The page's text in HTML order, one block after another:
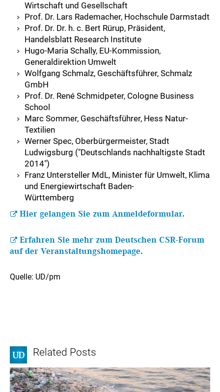
Wirtschaft und Gesellschaft
Prof. Dr. Lars Rademacher, Hochschule Darmstadt
Prof. Dr. Dr. h. c. Bert Rürup, Präsident,
Handelsblatt Research Institute
Hugo-Maria Schally, EU-Kommission,
Generaldirektion Umwelt
Wolfgang Schmalz, Geschäftsführer, Schmalz
GmbH
Prof. Dr. René Schmidpeter, Cologne Business
School
Marc Sommer, Geschäftsführer, Hess Natur-
Textilien
Werner Spec, Oberbürgermeister, Stadt
Ludwigsburg ("Deutschlands nachhaltigste Stadt
2014")
Franz Untersteller MdL, Minister für Umwelt, Klima
und Energiewirtschaft Baden-
Württemberg
Hier gelangen Sie zum Anmeldeformular.
Erfahren Sie mehr zum Deutschen CSR-Forum
auf der Veranstaltungshomepage.
Quelle: UD/pm
Related Posts